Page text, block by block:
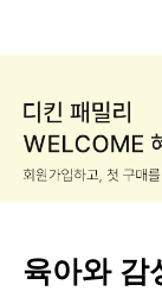
육아와 감